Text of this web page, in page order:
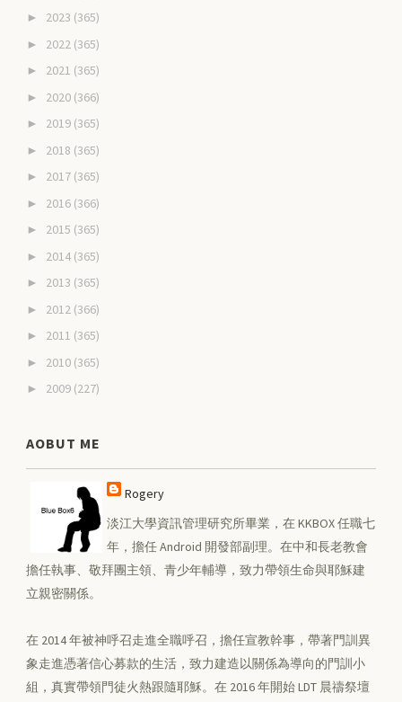
► 2023 (365)
► 2022 (365)
► 2021 (365)
► 2020 (366)
► 2019 (365)
► 2018 (365)
► 2017 (365)
► 2016 (366)
► 2015 (365)
► 2014 (365)
► 2013 (365)
► 2012 (366)
► 2011 (365)
► 2010 (365)
► 2009 (227)
AOBUT ME
Rogery
淡江大學資訊管理研究所畢業，在 KKBOX 任職七
年，擔任 Android 開發部副理。在中和長老教會
擔任執事、敬拜團主領、青少年輔導，致力帶領生命與耶穌建
立親密關係。
在 2014 年被神呼召走進全職呼召，擔任宣教幹事，帶著門訓異
象走進憑著信心募款的生活，致力建造以關係為導向的門訓小
組，真實帶領門徒火熱跟隨耶穌。在 2016 年開始 LDT 晨禱祭壇